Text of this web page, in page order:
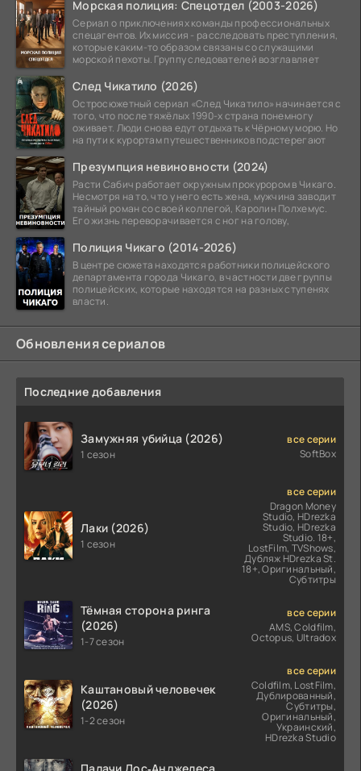
Морская полиция: Спецотдел (2003-2026)
Сериал о приключениях команды профессиональных
спецагентов. Их миссия - расследовать преступления,
которые каким-то образом связаны со служащими
морской пехоты. Группу следователей возглавляет
След Чикатило (2026)
Остросюжетный сериал «След Чикатило» начинается с
того, что после тяжёлых 1990-х страна понемногу
оживает. Люди снова едут отдыхать к Чёрному морю. Но
на пути к курортам путешественников подстерегают
Презумпция невиновности (2024)
Расти Сабич работает окружным прокурором в Чикаго.
Несмотря на то, что у него есть жена, мужчина заводит
тайный роман со своей коллегой, Каролин Полхемус.
Его жизнь переворачивается с ног на голову,
Полиция Чикаго (2014-2026)
В центре сюжета находятся работники полицейского
департамента города Чикаго, в частности две группы
полицейских, которые находятся на разных ступенях
власти.
Обновления сериалов
Последние добавления
Замужняя убийца (2026)
1 сезон
все серии
SoftBox
Лаки (2026)
1 сезон
все серии
Dragon Money
Studio, HDrezka
Studio, HDrezka
Studio. 18+,
LostFilm, TVShows,
Дубляж HDrezka St.
18+, Оригинальный,
Субтитры
Тёмная сторона ринга
(2026)
1-7 сезон
все серии
AMS, Coldfilm,
Octopus, Ultradox
Каштановый человечек
(2026)
1-2 сезон
все серии
Coldfilm, LostFilm,
Дублированный,
Субтитры,
Оригинальный,
Украинский,
HDrezka Studio